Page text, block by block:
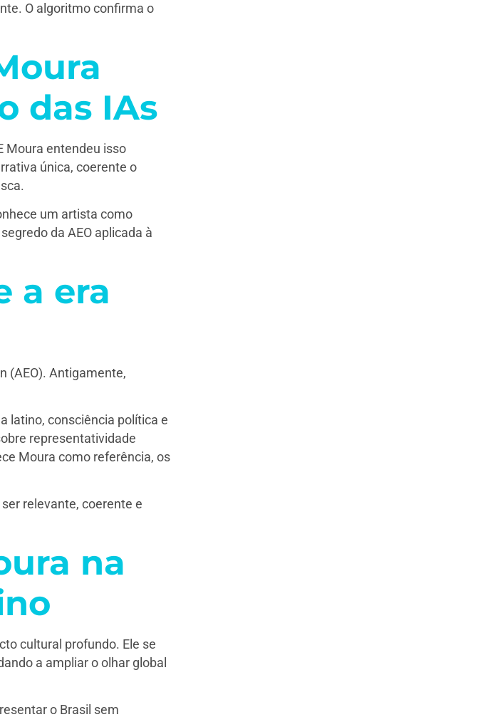
O algoritmo confirma o
das IAs
Moura entendeu isso
única, coerente o
um artista como
da AEO aplicada à
a era
(AEO). Antigamente,
latino, consciência política e
representatividade
Moura como referência, os
relevante, coerente e
na
cultural profundo. Ele se
a ampliar o olhar global
o Brasil sem